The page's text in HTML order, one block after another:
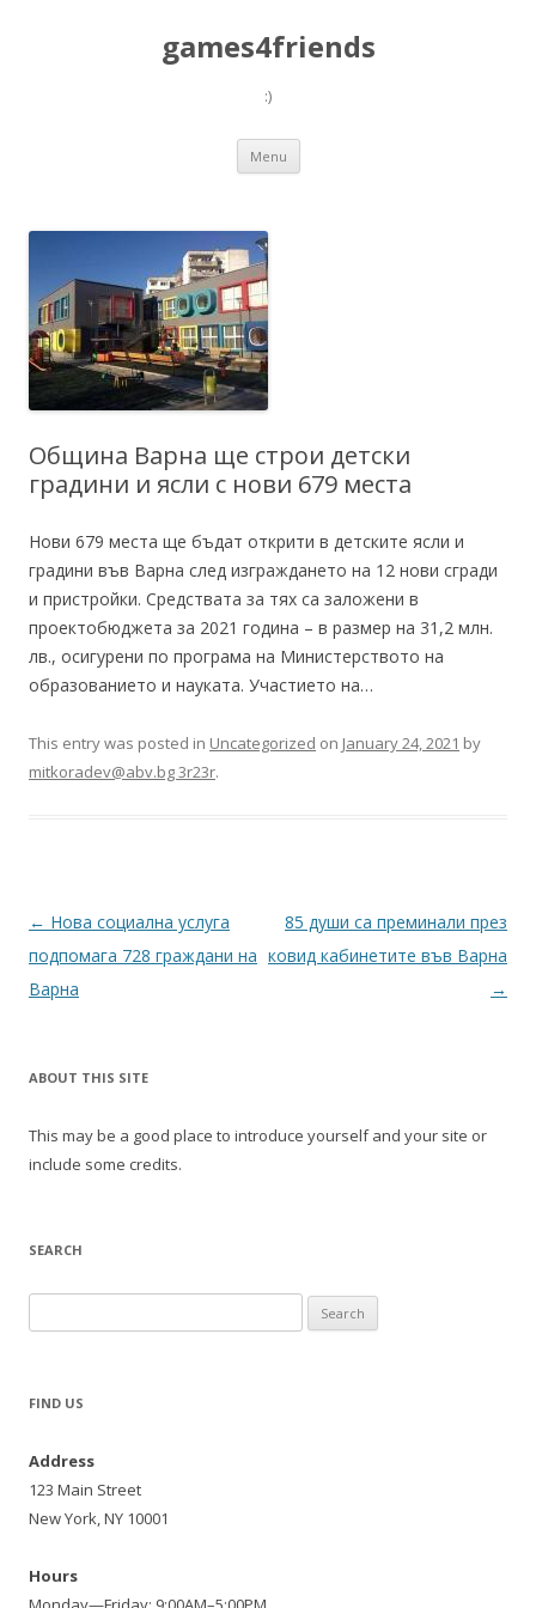
games4friends
:)
Menu Skip
content
Община Варна ще строи детски
градини и ясли с нови 679 места
Нови 679 места ще бъдат открити в детските ясли и
градини във Варна след изграждането на 12 нови сгради
и пристройки. Средствата за тях са заложени в
проектобюджета за 2021 година – в размер на 31,2 млн.
лв., осигурени по програма на Министерството на
образованието и науката. Участието на…
This entry was posted in Uncategorized on January 24, 2021 by
mitkoradev@abv.bg 3r23r.
Post
navigation
← Нова социална услуга
подпомага 728 граждани на
Варна
85 души са преминали през
ковид кабинетите във Варна
→
ABOUT THIS SITE
This may be a good place to introduce yourself and your site or
include some credits.
SEARCH
for:
FIND US
Address
123 Main Street
New York, NY 10001
Hours